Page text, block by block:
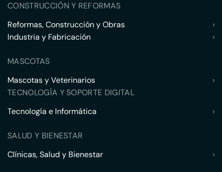
CONSTRUCCIÓN Y REFORMAS
Reformas, Construcción y Obras
›
Industria y Fabricación
›
MASCOTAS
Mascotas y Veterinarios
›
TECNOLOGÍA Y SOPORTE DIGITAL
Tecnología e Informática
›
SALUD Y BIENESTAR
Clínicas, Salud y Bienestar
›